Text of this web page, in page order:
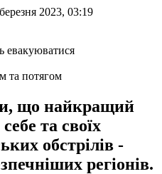
2023, 03:19
та потягом
що найкращий
та своїх
обстрілів -
регіонів.